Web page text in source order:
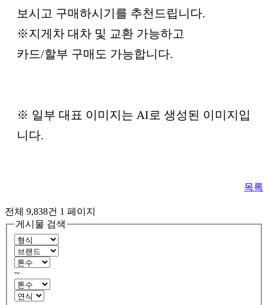
보시고 구매하시기를 추천드립니다.
※지게차 대차 및 교환 가능하고
카드/할부 구매도 가능합니다.
※ 일부 대표 이미지는 AI로 생성된 이미지입
니다.
목록
전체 9,838건 1 페이지
게시물 검색
~